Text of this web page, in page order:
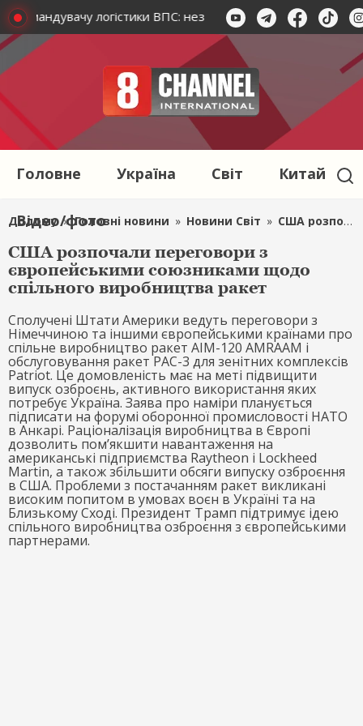
командувачу логістики ВПС: незаконне обгочення на 21
Головне Україна Світ Китай
Відео/фото
Додому » Головні новини » Новини Світ » США розпочали переговори з європейськими союзниками щодо спільного виробництва ракет
США розпочали переговори з
європейськими союзниками щодо
спільного виробництва ракет
Сполучені Штати Америки ведуть переговори з
Німеччиною та іншими європейськими країнами про
спільне виробництво ракет AIM-120 AMRAAM і
обслуговування ракет PAC-3 для зенітних комплексів
Patriot. Це домовленість має на меті підвищити
випуск озброєнь, активного використання яких
потребує Україна. Заява про наміри планується
підписати на форумі оборонної промисловості НАТО
в Анкарі. Раціоналізація виробництва в Європі
дозволить пом’якшити навантаження на
американські підприємства Raytheon і Lockheed
Martin, а також збільшити обсяги випуску озброєння
в США. Проблеми з постачанням ракет викликані
високим попитом в умовах воєн в Україні та на
Близькому Сході. Президент Трамп підтримує ідею
спільного виробництва озброєння з європейськими
партнерами.